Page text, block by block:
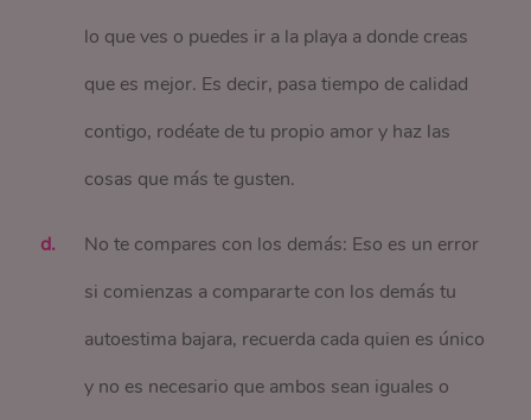
lo que ves o puedes ir a la playa a donde creas
que es mejor. Es decir, pasa tiempo de calidad
contigo, rodéate de tu propio amor y haz las
cosas que más te gusten.
No te compares con los demás: Eso es un error
si comienzas a compararte con los demás tu
autoestima bajara, recuerda cada quien es único
y no es necesario que ambos sean iguales o